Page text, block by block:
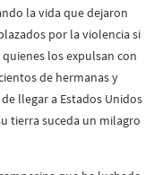
la vida que dejaron
por la violencia si
los expulsan con
de hermanas y
llegar a Estados Unidos
tierra suceda un milagro